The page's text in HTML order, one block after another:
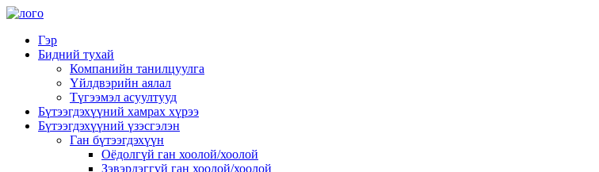
Гэр
Бидний тухай
Компанийн танилцуулга
Үйлдвэрийн аялал
Түгээмэл асуултууд
Бүтээгдэхүүний хамрах хүрээ
Бүтээгдэхүүний үзэсгэлэн
Ган бүтээгдэхүүн
Оёдолгүй ган хоолой/хоолой
Зэвэрдэггүй ган хоолой/хоолой